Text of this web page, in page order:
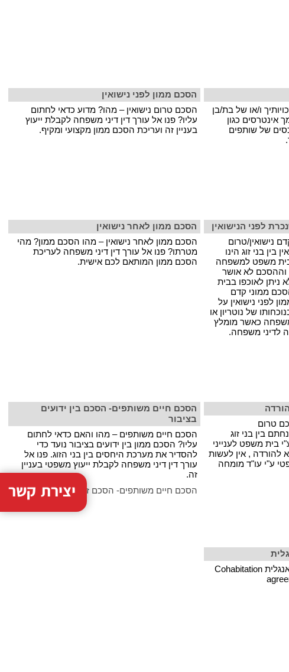
ו/או של בת/בן
אינטרסים כגון
של שותפים
הסכם ממון לפני נישואין
הסכם טרום נישואין – מהו? מדוע כדאי לחתום
עליו? פנו אל עורך דין דיני משפחה לקבלת ייעוץ
בעניין זה ועריכת הסכם ממון מקצועי ומקיף.
לפני הנישואין
נישואין/טרום
בין בני זוג הינו
משפט למשפחה
וההסכם לא אושר
לאוכפו בבית
ממוני קדם
לפני נישואין על
של נוטריון או
כאשר מומלץ
לדיני משפחה.
הסכם ממון לאחר נישואין
הסכם ממון לאחר נישואין – מהו הסכם ממון? מהי
מטרתו? פנו אל עורך דין דיני משפחה לעריכת
הסכם ממון המותאם לכם אישית.
טרום
בין בני זוג
בית משפט לענייני
להורדה , אין לעשות
ע"י עו"ד מומחה
הסכם חיים משותפים- הסכם בין ידועים
בציבור
הסכם חיים משותפים – מהו והאם כדאי לחתום
עליו? הסכם ממון בין ידועים בציבור נועד כדי
להסדיר את מערכת היחסים בין בני הזוג. פנו אל
עורך דין דיני משפחה לקבלת ייעוץ משפטי בעניין
זה.
הסכם חיים משותפים- הסכם זוגיות
הסכם חיים משותפים גרסה אנגלית Cohabitation
יצירת קשר